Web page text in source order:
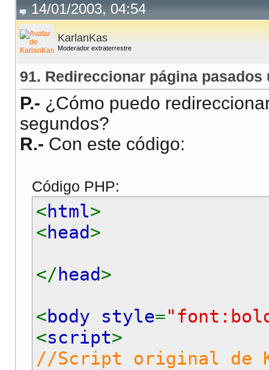
14/01/2003, 04:54
KarlanKas
Moderador extraterrestre
91. Redireccionar página
P.- ¿Cómo puedo
segundos?
R.- Con este código:
Código PHP:
<html>
<head>
</ head>
<body style=
<script>
//Script original de